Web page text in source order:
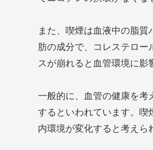
また、喫煙は血液中の脂
肪の成分で、コレステロー
スが崩れると血管環境に影
一般的に、血管の健康を考
するといわれています。喫
内環境が変化すると考えら